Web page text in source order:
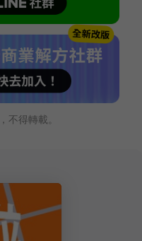
不得轉載。